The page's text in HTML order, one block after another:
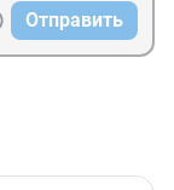
Отправить